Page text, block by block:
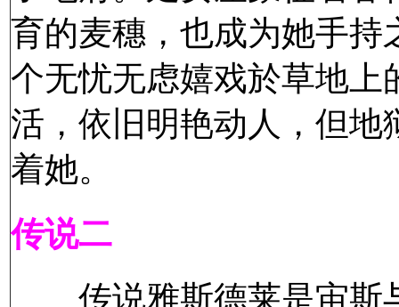
育的麦穗，也成为她手持
个无忧无虑嬉戏於草地上
活，依旧明艳动人，但地
着她。
传说二
传说雅斯德莱是宙斯